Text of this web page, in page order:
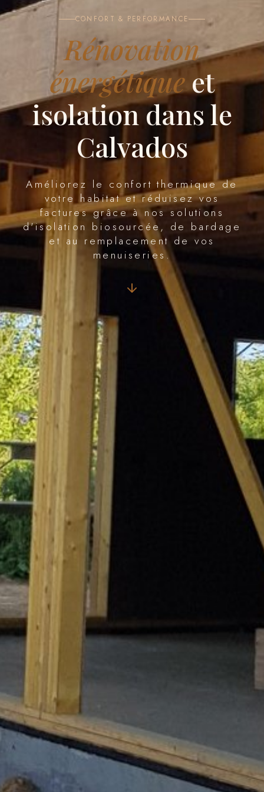
CONFORT & PERFORMANCE
Rénovation
énergétiqueet
isolation dans le
Calvados
Améliorez le confort thermique de
votre habitat et réduisez vos
factures grâce à nos solutions
d'isolation biosourcée, de bardage
et au remplacement de vos
menuiseries.